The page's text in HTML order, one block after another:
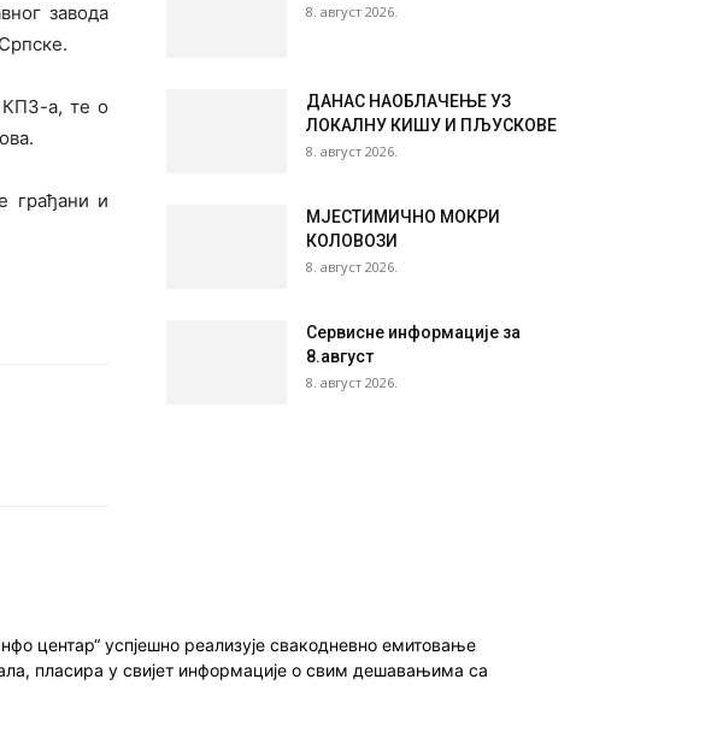
завода
КПЗ-а, те о
грађани и
8. август 2026.
ДАНАС НАОБЛАЧЕЊЕ УЗ
ЛОКАЛНУ КИШУ И ПЉУСКОВЕ
8. август 2026.
МЈЕСТИМИЧНО МОКРИ
КОЛОВОЗИ
8. август 2026.
Сервисне информације за
8.август
8. август 2026.
центар“ успјешно реализује свакодневно емитовање
пласира у свијет информације о свим дешавањима са